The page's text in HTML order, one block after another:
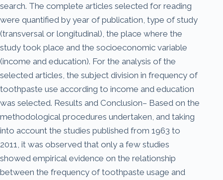
search. The complete articles selected for reading
were quantified by year of publication, type of study
(transversal or longitudinal), the place where the
study took place and the socioeconomic variable
(income and education). For the analysis of the
selected articles, the subject division in frequency of
toothpaste use according to income and education
was selected. Results and Conclusion– Based on the
methodological procedures undertaken, and taking
into account the studies published from 1963 to
2011, it was observed that only a few studies
showed empirical evidence on the relationship
between the frequency of toothpaste usage and